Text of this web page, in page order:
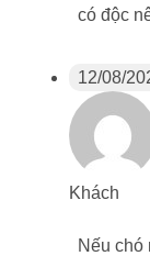
có độc
12/08/
Khách
Nếu chó